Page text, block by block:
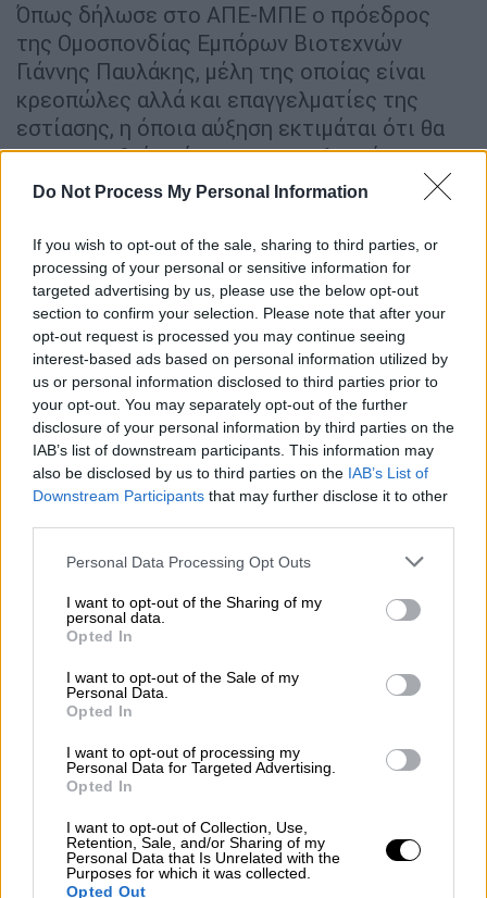
Do Not Process My Personal Information
If you wish to opt-out of the sale, sharing to third parties, or
processing of your personal or sensitive information for
targeted advertising by us, please use the below opt-out
section to confirm your selection. Please note that after your
opt-out request is processed you may continue seeing
interest-based ads based on personal information utilized by
us or personal information disclosed to third parties prior to
your opt-out. You may separately opt-out of the further
disclosure of your personal information by third parties on the
IAB’s list of downstream participants. This information may
also be disclosed by us to third parties on the IAB’s List of
Downstream Participants that may further disclose it to other
Please note that this website/app uses one or more Google
not limited to your visit or usage behaviour. You may click to
grant or deny consent to Google and its third-party tags to
use your data for below specified purposes in below Google
consent section.
Personal Data Processing Opt Outs
I want to opt-out of the Sharing of my
personal data.
Opted In
I want to opt-out of the Sale of my
Personal Data.
Opted In
I want to opt-out of processing my
Personal Data for Targeted Advertising.
Opted In
I want to opt-out of Collection, Use,
Retention, Sale, and/or Sharing of my
Personal Data that Is Unrelated with the
Purposes for which it was collected.
Opted Out
Όπως δήλωσε στο ΑΠΕ-ΜΠΕ ο πρόεδρος
της Ομοσπονδίας Εμπόρων Βιοτεχνών
Γιάννης Παυλάκης, μέλη της οποίας είναι
κρεοπώλες αλλά και επαγγελματίες της
εστίασης, η όποια αύξηση εκτιμάται ότι θα
απορροφηθεί από τους επαγγελματίες.
«Εκτιμώ ότι οι τιμές για τον καταναλωτή
στις τιμές του κρέατος δεν θα επηρεάσουν
την αγορά. Αυτό θα συμβεί για δύο κατά την
άποψη μου λόγους. Στην περιοχή μας
υπάρχει επάρκεια κρέατος και πληθώρα
σωστών επαγγελματιών, τόσο στο χώρο της
εστίασης όσο και στο χώρο του κρέατος».